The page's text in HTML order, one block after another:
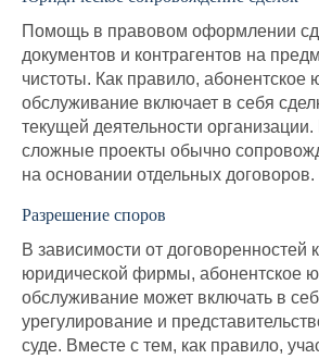
Помощь в правовом оформлении
документов и контрагентов на
чистоты. Как правило, абонентское
обслуживание включает в себя
текущей деятельности
сложные проекты обычно
на основании отдельных договоров.
Разрешение споров
В зависимости от договоренностей
юридической фирмы, абонентское
обслуживание может включать в
урегулирование и
суде. Вместе с тем, как правило,